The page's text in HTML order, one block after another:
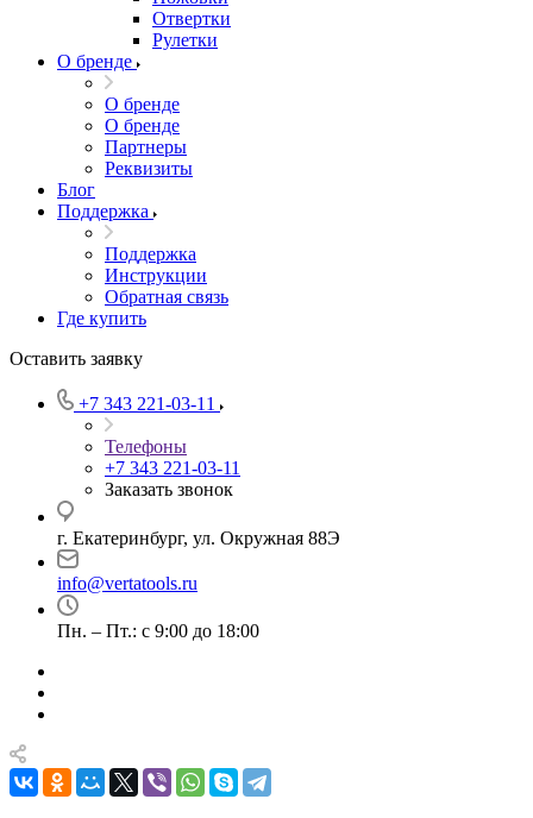
Отвертки
Рулетки
О бренде
О бренде
О бренде
Партнеры
Реквизиты
Блог
Поддержка
Поддержка
Инструкции
Обратная связь
Где купить
Оставить заявку
+7 343 221-03-11
Телефоны
+7 343 221-03-11
Заказать звонок
г. Екатеринбург, ул. Окружная 88Э
info@vertatools.ru
Пн. – Пт.: с 9:00 до 18:00